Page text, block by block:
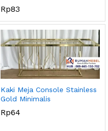
Rp83
Kaki Meja Console Stainless
Gold Minimalis
Rp64